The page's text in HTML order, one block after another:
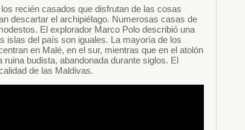
recién casados que disfrutan de las cosas
descartar el archipiélago. Numerosas casas de
El explorador Marco Polo describió una
islas del país son iguales. La mayoría de los
en Malé, en el sur, mientras que en el atolón
budista, abandonada durante siglos. El
de las Maldivas.